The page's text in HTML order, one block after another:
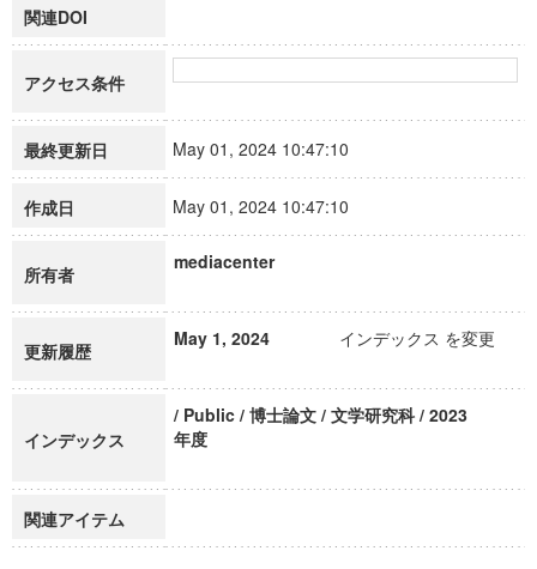
関連DOI
アクセス条件
最終更新日 May 01, 2024 10:47:10
作成日 May 01, 2024 10:47:10
所有者
mediacenter
更新履歴
May 1, 2024 インデックス を変更
インデックス
/ Public / 博士論文 / 文学研究科 / 2023
年度
関連アイテム